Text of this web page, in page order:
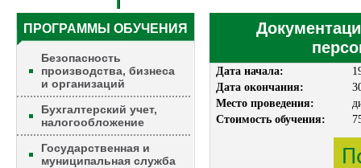
ПРОГРАММЫ ОБУЧЕНИЯ
Безопасность
производства, бизнеса
и организаций
Бухгалтерский учет,
налогообложение
Государственная и
муниципальная служба
Дата начала:
Дата окончания:
Место проведения:
Стоимость обучения: